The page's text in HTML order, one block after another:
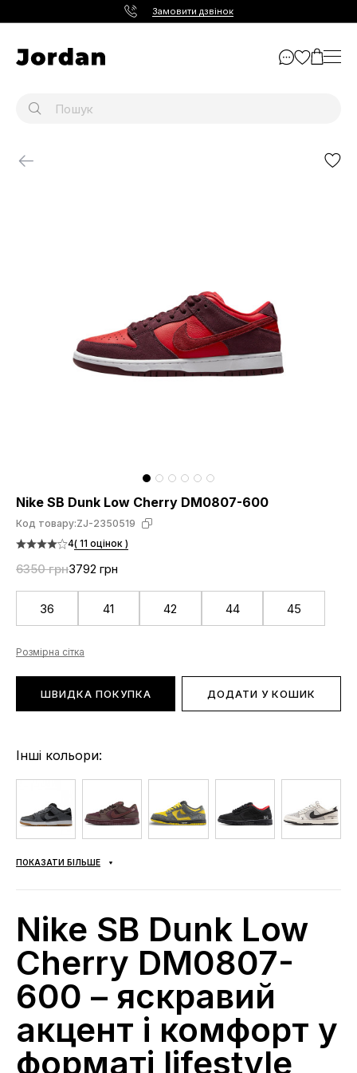
Замовити дзвінок
Nike SB Dunk Low Cherry DM0807-600
Код товару:ZJ-2350519
4( 11 оцінок )
6350 грн3792 грн
36 41 42 44 45
Розмірна сітка
ШВИДКА ПОКУПКА ДОДАТИ У КОШИК
Інші кольори:
ПОКАЗАТИ БІЛЬШЕ
Nike SB Dunk Low
Cherry DM0807-
600 – яскравий
акцент і комфорт у
форматі lifestyle